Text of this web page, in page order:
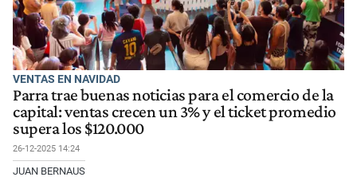
VENTAS EN NAVIDAD
Parra trae buenas noticias para el comercio de la
capital: ventas crecen un 3% y el ticket promedio
supera los $120.000
26-12-2025 14:24
JUAN BERNAUS